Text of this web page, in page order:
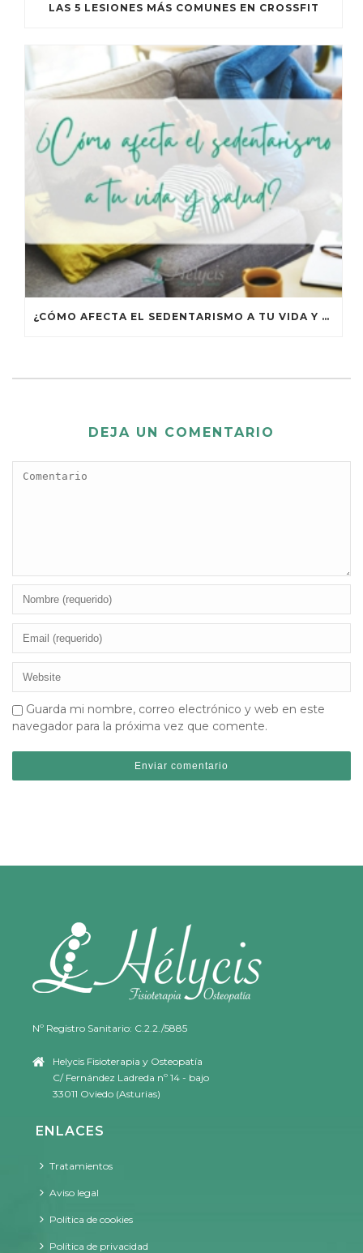
LAS 5 LESIONES MÁS COMUNES EN CROSSFIT
¿CÓMO AFECTA EL SEDENTARISMO A TU VIDA Y TU SALUD?
DEJA UN COMENTARIO
Guarda mi nombre, correo electrónico y web en este
navegador para la próxima vez que comente.
Nº Registro Sanitario: C.2.2./5885
Helycis Fisioterapia y Osteopatía
C/ Fernández Ladreda nº 14 - bajo
33011 Oviedo (Asturias)
ENLACES
Tratamientos
Aviso legal
Política de cookies
Política de privacidad